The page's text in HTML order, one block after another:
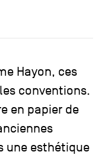
Hayon, ces
conventions.
en papier de
une esthétique